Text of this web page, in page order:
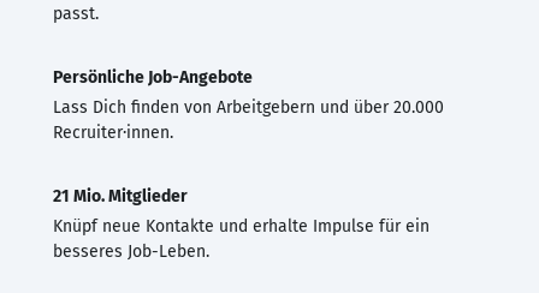
passt.
Persönliche Job-Angebote
Lass Dich finden von Arbeitgebern und über 20.000
Recruiter·innen.
21 Mio. Mitglieder
Knüpf neue Kontakte und erhalte Impulse für ein
besseres Job-Leben.